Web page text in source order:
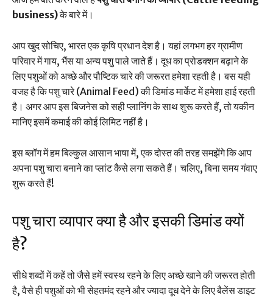
business)के बारे में।
आप खुद सोचिए, भारत एक कृषि प्रधान देश है। यहां लगभग हर ग्रामीण
परिवार में गाय, भैंस या अन्य पशु पाले जाते हैं। दूध का प्रोडक्शन बढ़ाने के
लिए पशुओं को अच्छे और पौष्टिक चारे की जरूरत हमेशा रहती है। बस यही
वजह है कि पशु चारे (Animal Feed) की डिमांड मार्केट में हमेशा हाई रहती
है। अगर आप इस बिजनेस को सही प्लानिंग के साथ शुरू करते हैं, तो यकीन
मानिए इसमें कमाई की कोई लिमिट नहीं है।
इस ब्लॉग में हम बिल्कुल आसान भाषा में, एक दोस्त की तरह समझेंगे कि आप
अपना पशु चारा बनाने का प्लांट कैसे लगा सकते हैं। चलिए, बिना समय गंवाए
शुरू करते हैं!
पशु चारा व्यापार क्या है और इसकी डिमांड क्यों
है?
सीधे शब्दों में कहें तो जैसे हमें स्वस्थ रहने के लिए अच्छे खाने की जरूरत होती
है, वैसे ही पशुओं को भी सेहतमंद रहने और ज्यादा दूध देने के लिए बैलेंस डाइट